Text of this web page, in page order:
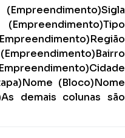
(Bloco)Nome
demais colunas são